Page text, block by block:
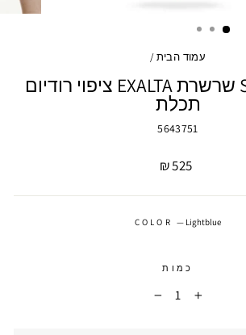
עמוד הבית /
SWAROVSKI שרשרת EXALTA ציפוי רודיום
תכלת
5643751
מחיר
525 ₪
COLOR— Lightblue
כמות
+